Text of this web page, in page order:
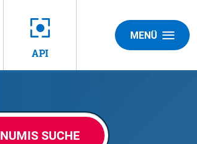
API
MENÜ
NUMIS SUCHE